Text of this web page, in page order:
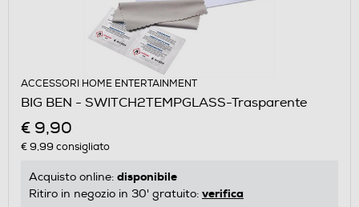
ACCESSORI HOME ENTERTAINMENT
BIG BEN - SWITCH2TEMPGLASS-Trasparente
€ 9,90
€ 9,99 consigliato
Acquisto online: disponibile
Ritiro in negozio in 30' gratuito: verifica